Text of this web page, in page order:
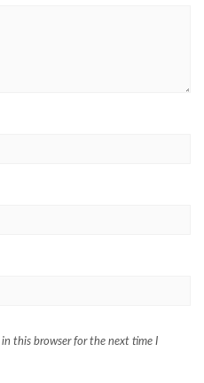
this browser for the next time I